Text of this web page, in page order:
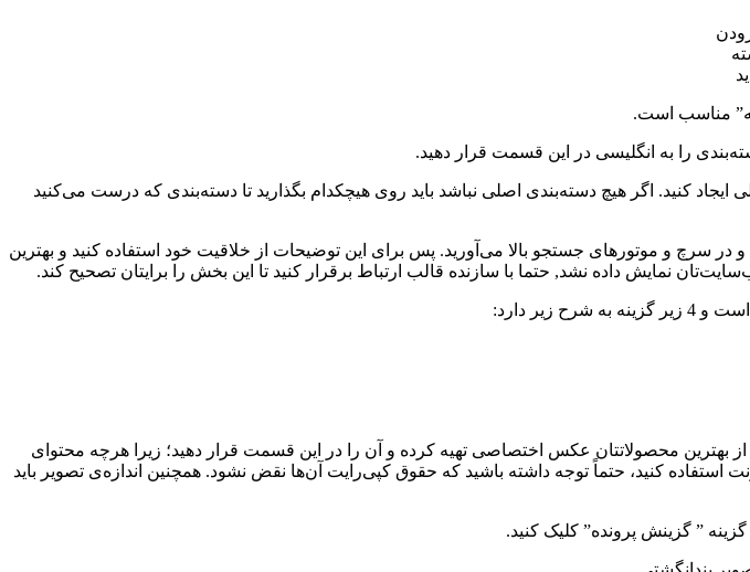
را به انگلیسی در این قسمت قرار دهید.
ایجاد کنید. اگر هیچ دسته‌بندی اصلی نباشد باید روی هیچکدام بگذارید تا دسته‌بندی که درست می‌کنید
و در سرچ و موتورهای جستجو بالا می‌آورید. پس برای این توضیحات از خلاقیت خود استفاده کنید و بهترین
بهترین محصولاتتان عکس اختصاصی تهیه کرده و آن را در این قسمت قرار دهید؛ زیرا هرچه محتوای
استفاده کنید، حتماً توجه داشته باشید که حقوق کپی‌رایت آن‌ها نقض نشود. همچنین اندازه‌ی تصویر باید
” گزینش پرونده” کلیک کنید.